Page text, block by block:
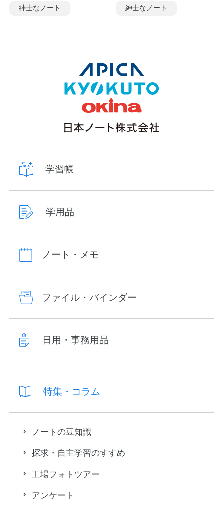
紳士なノート 紳士なノート
学習帳
学用品
ノート・メモ
ファイル・バインダー
日用・事務用品
特集・コラム
ノートの豆知識
探求・自主学習のすすめ
工場フォトツアー
アンケート